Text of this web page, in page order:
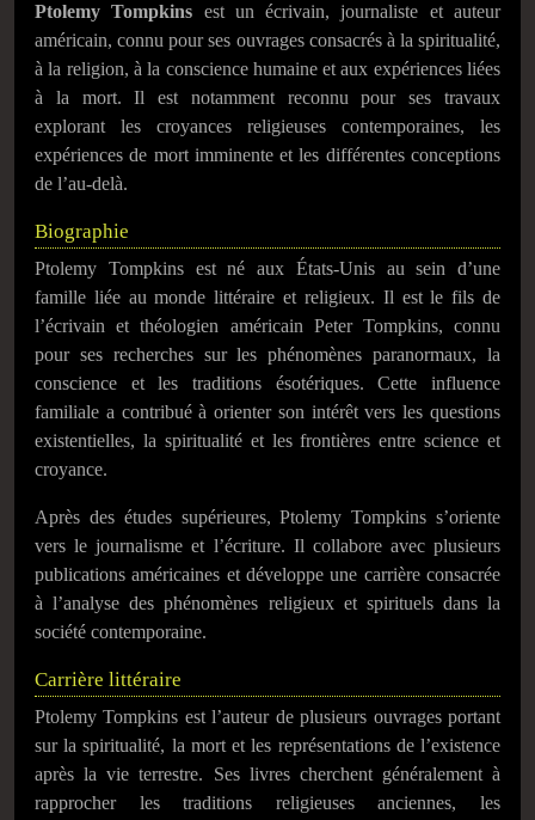
Ptolemy Tompkins est un écrivain, journaliste et auteur
américain, connu pour ses ouvrages consacrés à la spiritualité,
à la religion, à la conscience humaine et aux expériences liées
à la mort. Il est notamment reconnu pour ses travaux
explorant les croyances religieuses contemporaines, les
expériences de mort imminente et les différentes conceptions
de l’au-delà.
Biographie
Ptolemy Tompkins est né aux États-Unis au sein d’une
famille liée au monde littéraire et religieux. Il est le fils de
l’écrivain et théologien américain Peter Tompkins, connu
pour ses recherches sur les phénomènes paranormaux, la
conscience et les traditions ésotériques. Cette influence
familiale a contribué à orienter son intérêt vers les questions
existentielles, la spiritualité et les frontières entre science et
croyance.
Après des études supérieures, Ptolemy Tompkins s’oriente
vers le journalisme et l’écriture. Il collabore avec plusieurs
publications américaines et développe une carrière consacrée
à l’analyse des phénomènes religieux et spirituels dans la
société contemporaine.
Carrière littéraire
Ptolemy Tompkins est l’auteur de plusieurs ouvrages portant
sur la spiritualité, la mort et les représentations de l’existence
après la vie terrestre. Ses livres cherchent généralement à
rapprocher les traditions religieuses anciennes, les